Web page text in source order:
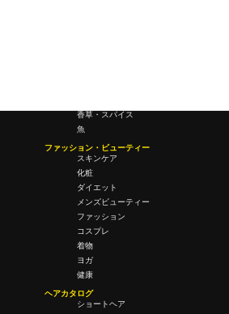
香草・スパイス
魚
ファッション・ビューティー
スキンケア
化粧
ダイエット
メンズビューティー
ファッション
コスプレ
着物
ヨガ
健康
ヘアカタログ
ショートヘア